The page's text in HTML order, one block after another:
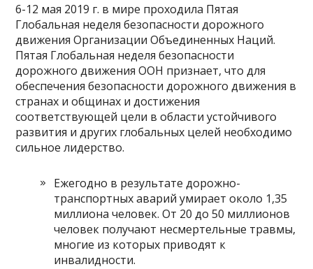
6-12 мая 2019 г. в мире проходила Пятая
Глобальная неделя безопасности дорожного
движения Организации Объединенных Наций.
Пятая Глобальная неделя безопасности
дорожного движения ООН признает, что для
обеспечения безопасности дорожного движения в
странах и общинах и достижения
соответствующей цели в области устойчивого
развития и других глобальных целей необходимо
сильное лидерство.
Ежегодно в результате дорожно-
транспортных аварий умирает около 1,35
миллиона человек. От 20 до 50 миллионов
человек получают несмертельные травмы,
многие из которых приводят к
инвалидности.